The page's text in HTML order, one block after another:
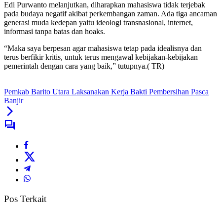
Edi Purwanto melanjutkan, diharapkan mahasiswa tidak terjebak
pada budaya negatif akibat perkembangan zaman. Ada tiga ancaman
generasi muda kedepan yaitu ideologi transnasional, internet,
informasi tanpa batas dan hoaks.
“Maka saya berpesan agar mahasiswa tetap pada idealisnya dan
terus berfikir kritis, untuk terus mengawal kebijakan-kebijakan
pemerintah dengan cara yang baik,” tutupnya.( TR)
Pemkab Barito Utara Laksanakan Kerja Bakti Pembersihan Pasca
Banjir
Pos Terkait